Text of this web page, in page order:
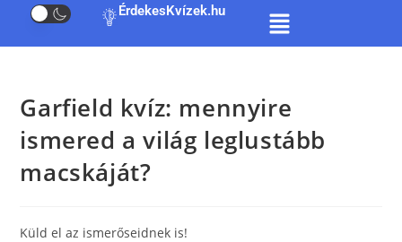
ÉrdekesKvízek.hu
Garfield kvíz: mennyire
ismered a világ leglustább
macskáját?
Küld el az ismerőseidnek is!